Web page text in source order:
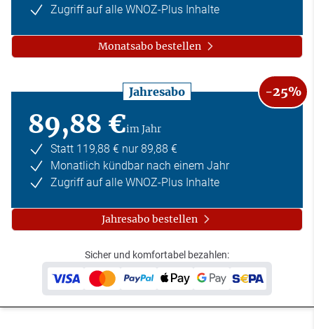
Zugriff auf alle WNOZ-Plus Inhalte
Monatsabo bestellen
Jahresabo -25%
89,88 €im Jahr
Statt 119,88 € nur 89,88 €
Monatlich kündbar nach einem Jahr
Zugriff auf alle WNOZ-Plus Inhalte
Jahresabo bestellen
Sicher und komfortabel bezahlen: